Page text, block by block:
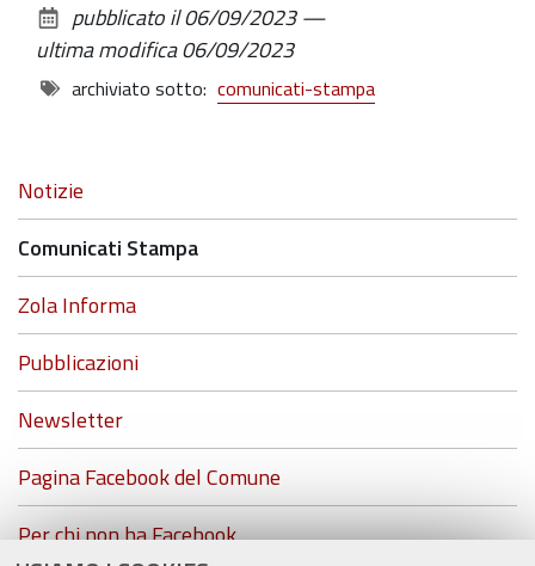
documento
pubblicato il06/09/2023—
ultima modifica06/09/2023
archiviato sotto: comunicati-stampa
Navigazione
Notizie
Comunicati Stampa
Zola Informa
Pubblicazioni
Newsletter
Pagina Facebook del Comune
Per chi non ha Facebook...